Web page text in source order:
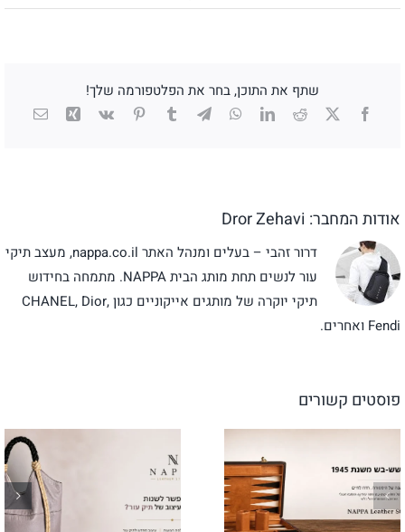
שתף את התוכן, בחר את הפלטפורמה שלך!
Facebook
X
Reddit
LinkedIn
WhatsApp
Telegram
Tumblr
Pinterest
Vk
Xing
אודות המחבר: Dror Zehavi
דרור זהבי – בעלים ומנהל האתר nappa.co.il, מעצב תיקי
עור לנשים תחת מותג הבית NAPPA. מתמחה בחידוש
תיקי יוקרה של מותגים אייקוניים כגון CHANEL, Dior,
Fendi ואחרים.
פוסטים קשורים